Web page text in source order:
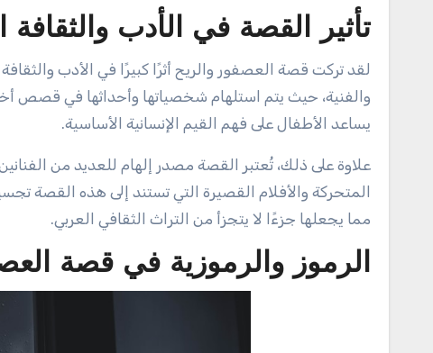
تأثير القصة في الأدب والثقافة
لقد تركت قصة العصفور والريح أثرًا كبيرًا في الأدب
والفنية، حيث يتم استلهام شخصياتها وأحداثها في قصص
يساعد الأطفال على فهم القيم الإنسانية الأساسية.
علاوة على ذلك، تُعتبر القصة مصدر إلهام للعديد من
المتحركة والأفلام القصيرة التي تستند إلى هذه القصة
مما يجعلها جزءًا لا يتجزأ من التراث الثقافي العربي.
الرموز والرموزية في قصة